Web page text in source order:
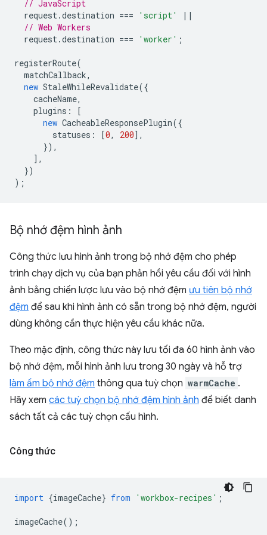
// JavaScript
request.destination === 'script'
||
// Web Workers
request.destination === 'worker' ;
registerRoute(
matchCallback,
new StaleWhileRevalidate({
cacheName,
plugins :
[
new CacheableResponsePlugin({
statuses : [0, 200],
}),
],
})
);
Bộ nhớ đệm hình ảnh
Công thức lưu hình ảnh trong bộ nhớ đệm cho phép
trình chạy dịch vụ của bạn phản hồi yêu cầu đối với hình
ảnh bằng chiến lược lưu vào bộ nhớ đệm ưu tiên bộ nhớ
đệm để sau khi hình ảnh có sẵn trong bộ nhớ đệm, người
dùng không cần thực hiện yêu cầu khác nữa.
Theo mặc định, công thức này lưu tối đa 60 hình ảnh vào
bộ nhớ đệm, mỗi hình ảnh lưu trong 30 ngày và hỗ trợ
làm ấm bộ nhớ đệm thông qua tuỳ chọn warmCache .
Hãy xem các tuỳ chọn bộ nhớ đệm hình ảnh để biết danh
sách tất cả các tuỳ chọn cấu hình.
Công thức
import {imageCache} from 'workbox-recipes' ;
imageCache();